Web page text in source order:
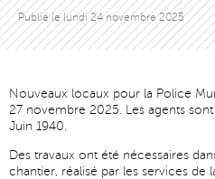
Publié lelundi 24 novembre 2025
Nouveaux locaux pour la Police
27 novembre 2025. Les agents
Juin 1940.
Des travaux ont été nécessaires
chantier, réalisé par les services de